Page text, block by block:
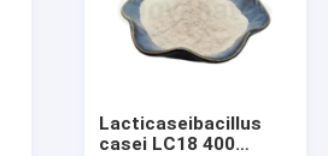
Lacticaseibacillus
casei LC18 400